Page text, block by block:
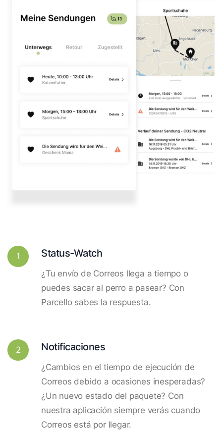
1 Status-Watch
¿Tu envío de Correos llega a tiempo o
puedes sacar al perro a pasear? Con
Parcello sabes la respuesta.
2 Notificaciones
¿Cambios en el tiempo de ejecución de
Correos debido a ocasiones inesperadas?
¿Un nuevo estado del paquete? Con
nuestra aplicación siempre verás cuando
Correos está por llegar.